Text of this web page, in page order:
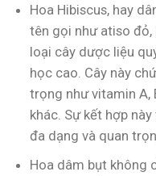
Hoa Hibiscus, hay
tên gọi như atiso
loại cây dược liệu
học cao. Cây này
trọng như vitamin A,
khác. Sự kết hợp
đa dạng và quan
Hoa dâm bụt không